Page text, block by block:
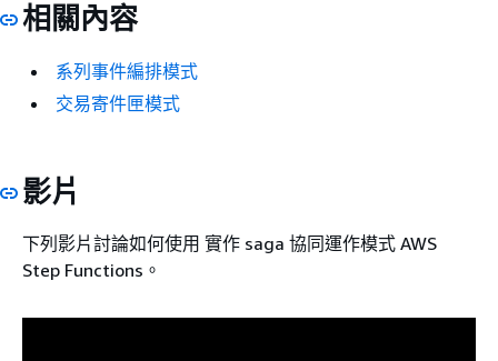
相關內容
系列事件編排模式
交易寄件匣模式
影片
下列影片討論如何使用 實作 saga 協同運作模式 AWS
Step Functions。